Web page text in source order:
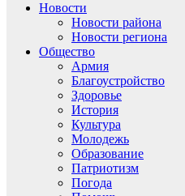
Новости
Новости района
Новости региона
Общество
Армия
Благоустройство
Здоровье
История
Культура
Молодежь
Образование
Патриотизм
Погода